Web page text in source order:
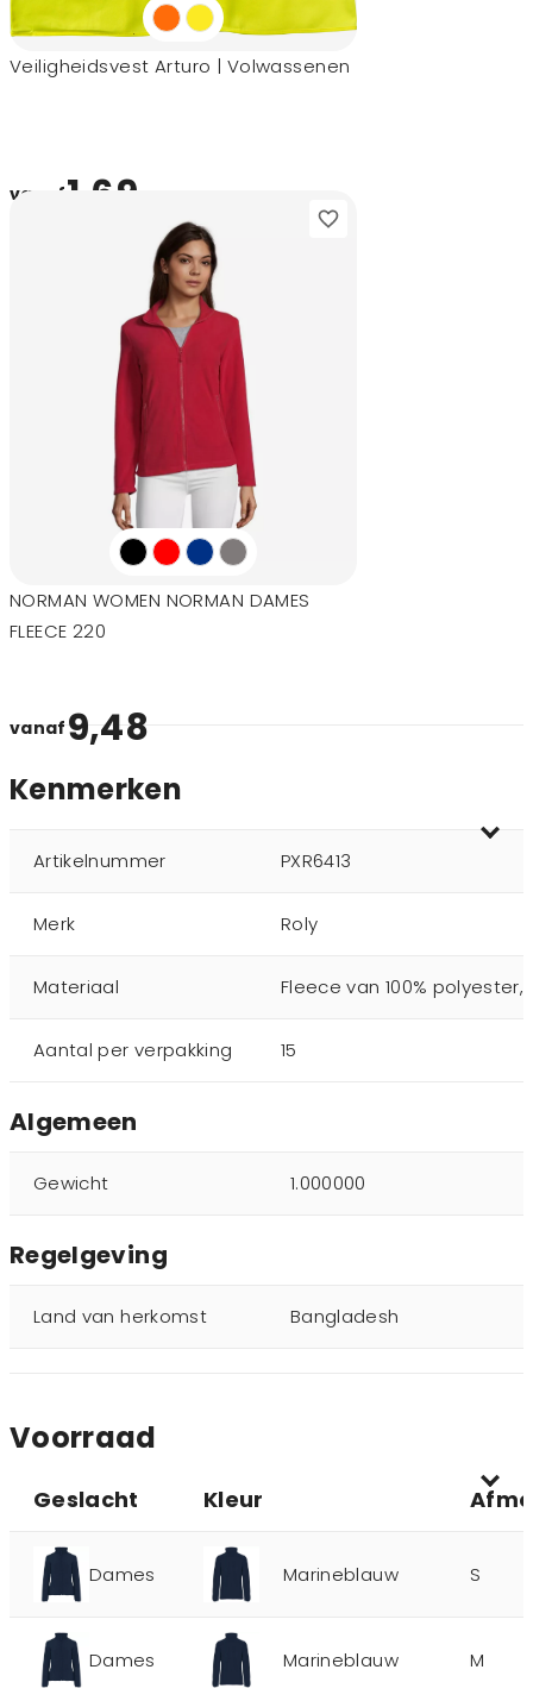
Veiligheidsvest Arturo | Volwassenen
vanaf1,69
NORMAN WOMEN NORMAN DAMES
FLEECE 220
vanaf 9,48
Kenmerken
Artikelnummer PXR6413
Merk Roly
Materiaal Fleece van 100%
Aantal per verpakking 15
Algemeen
Gewicht 1.000000
Regelgeving
Land van herkomst Bangladesh
Voorraad
Geslacht Kleur
Dames Marineblauw S
Dames Marineblauw M